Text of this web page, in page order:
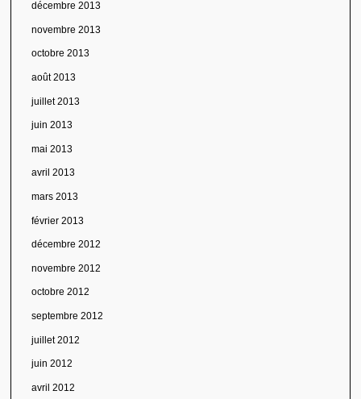
décembre 2013
novembre 2013
octobre 2013
août 2013
juillet 2013
juin 2013
mai 2013
avril 2013
mars 2013
février 2013
décembre 2012
novembre 2012
octobre 2012
septembre 2012
juillet 2012
juin 2012
avril 2012